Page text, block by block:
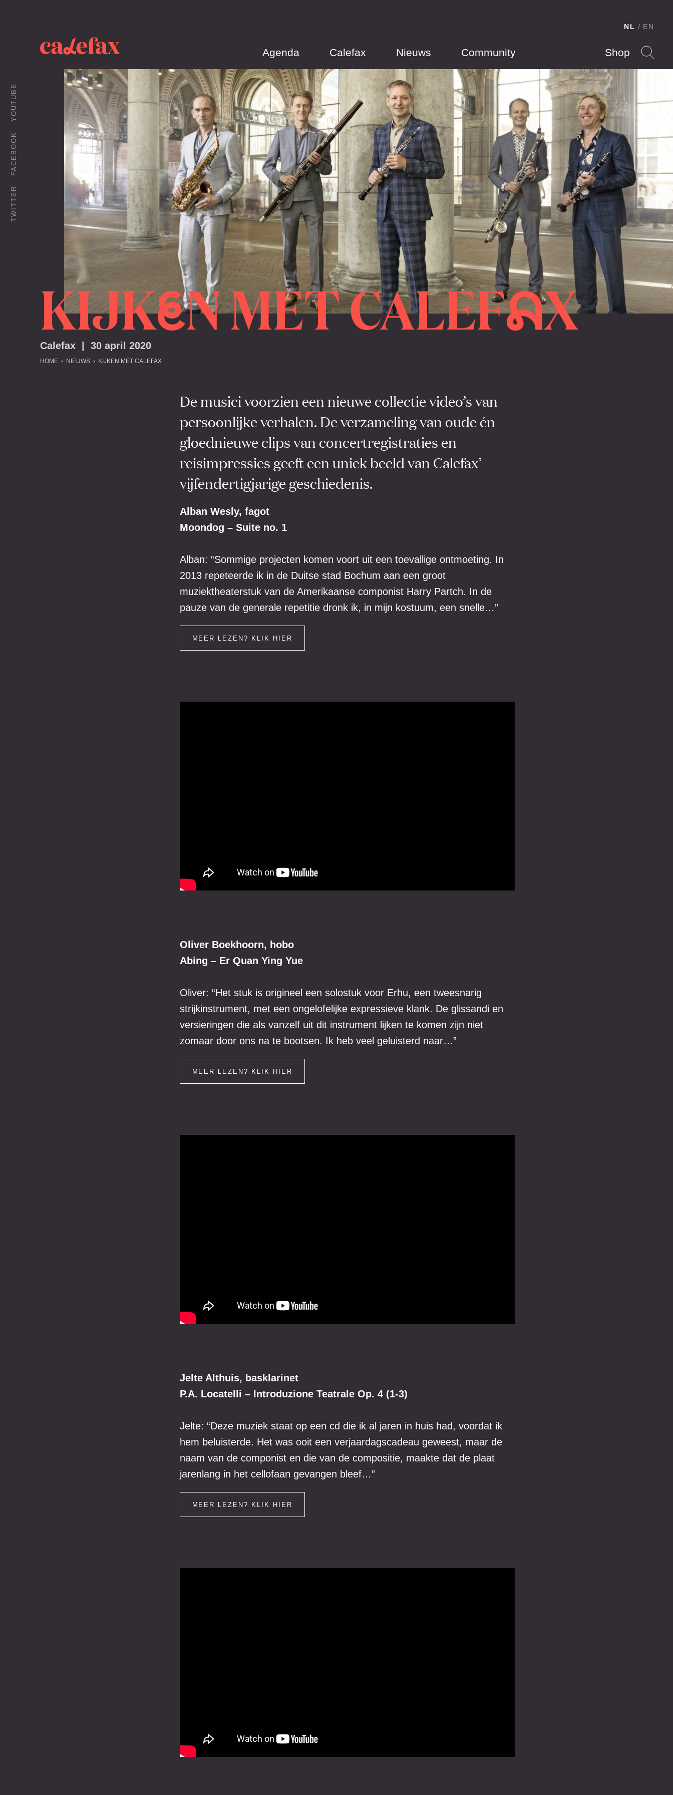
Agenda Calefax Nieuws Community Shop
NL EN
TWITTER
FACEBOOK
YOUTUBE
KIJKEN MET CALEFAX
Calefax | 30 april 2020
HOME NIEUWS KIJKEN MET CALEFAX
De musici voorzien een nieuwe collectie video’s van
persoonlijke verhalen. De verzameling van oude én
gloednieuwe clips van concertregistraties en
reisimpressies geeft een uniek beeld van Calefax’
vijfendertigjarige geschiedenis.
Alban Wesly, fagot
Moondog – Suite no. 1
Alban: “Sommige projecten komen voort uit een toevallige ontmoeting. In
2013 repeteerde ik in de Duitse stad Bochum aan een groot
muziektheaterstuk van de Amerikaanse componist Harry Partch. In de
pauze van de generale repetitie dronk ik, in mijn kostuum, een snelle…”
MEER LEZEN? KLIK HIER
Oliver Boekhoorn, hobo
Abing – Er Quan Ying Yue
Oliver: “Het stuk is origineel een solostuk voor Erhu, een tweesnarig
strijkinstrument, met een ongelofelijke expressieve klank. De glissandi en
versieringen die als vanzelf uit dit instrument lijken te komen zijn niet
zomaar door ons na te bootsen. Ik heb veel geluisterd naar…”
MEER LEZEN? KLIK HIER
Jelte Althuis, basklarinet
P.A. Locatelli – Introduzione Teatrale Op. 4 (1-3)
Jelte: “Deze muziek staat op een cd die ik al jaren in huis had, voordat ik
hem beluisterde. Het was ooit een verjaardagscadeau geweest, maar de
naam van de componist en die van de compositie, maakte dat de plaat
jarenlang in het cellofaan gevangen bleef…”
MEER LEZEN? KLIK HIER